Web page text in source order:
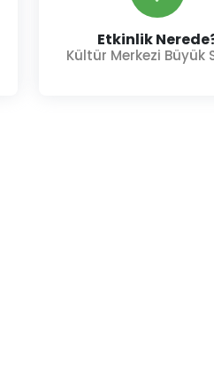
Etkinlik
Kültür Merkezi Büyük